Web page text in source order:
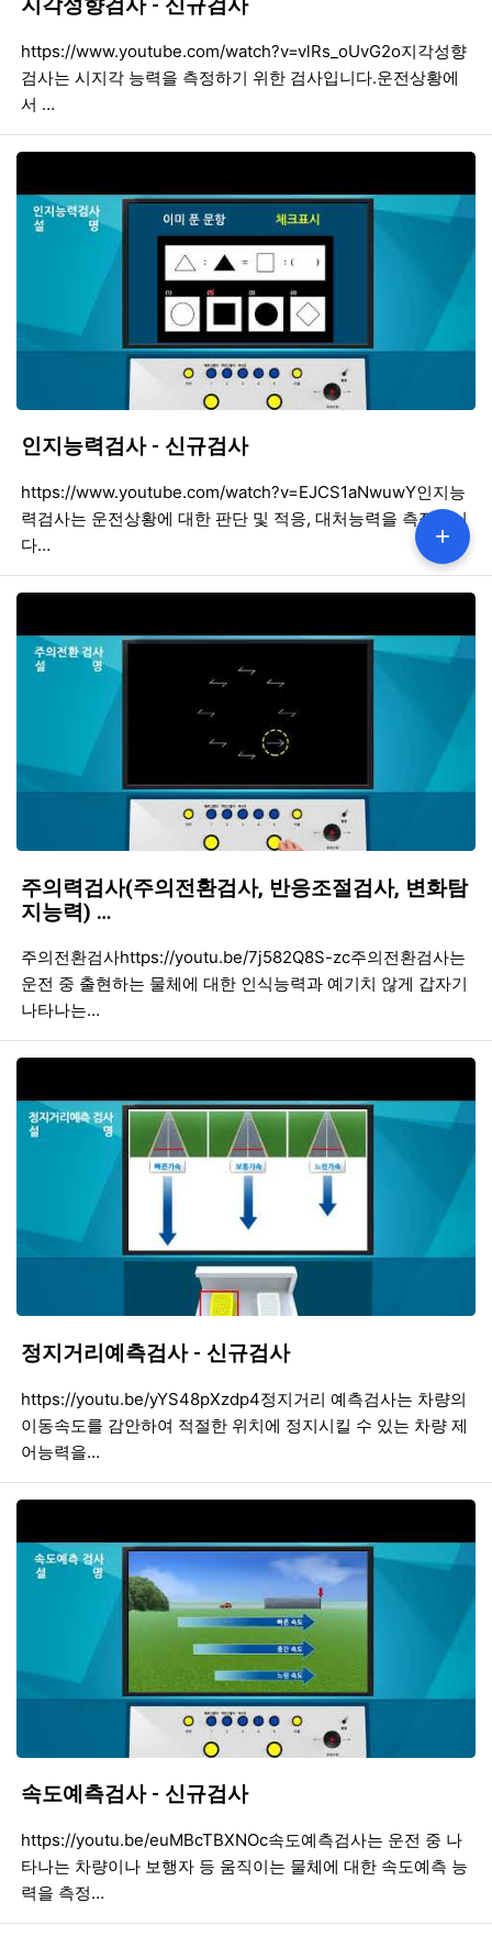
지각성향검사 - 신규검사
https://www.youtube.com/watch?v=vlRs_oUvG2o지각성향
검사는 시지각 능력을 측정하기 위한 검사입니다.운전상황에
서 …
인지능력검사 - 신규검사
등록일
조회
https://www.youtube.com/watch?v=EJCS1aNwuwY인지능
력검사는 운전상황에 대한 판단 및 적응, 대처능력을 측정합니
다…
주의력검사(주의전환검사, 반응조절검사, 변화탐
지능력) …
등록일
조회
주의전환검사https://youtu.be/7j582Q8S-zc주의전환검사는
운전 중 출현하는 물체에 대한 인식능력과 예기치 않게 갑자기
나타나는…
정지거리예측검사 - 신규검사
https://youtu.be/yYS48pXzdp4정지거리 예측검사는 차량의
이동속도를 감안하여 적절한 위치에 정지시킬 수 있는 차량 제
어능력을…
속도예측검사 - 신규검사
등록일
조회
https://youtu.be/euMBcTBXNOc속도예측검사는 운전 중 나
타나는 차량이나 보행자 등 움직이는 물체에 대한 속도예측 능
력을 측정…
+